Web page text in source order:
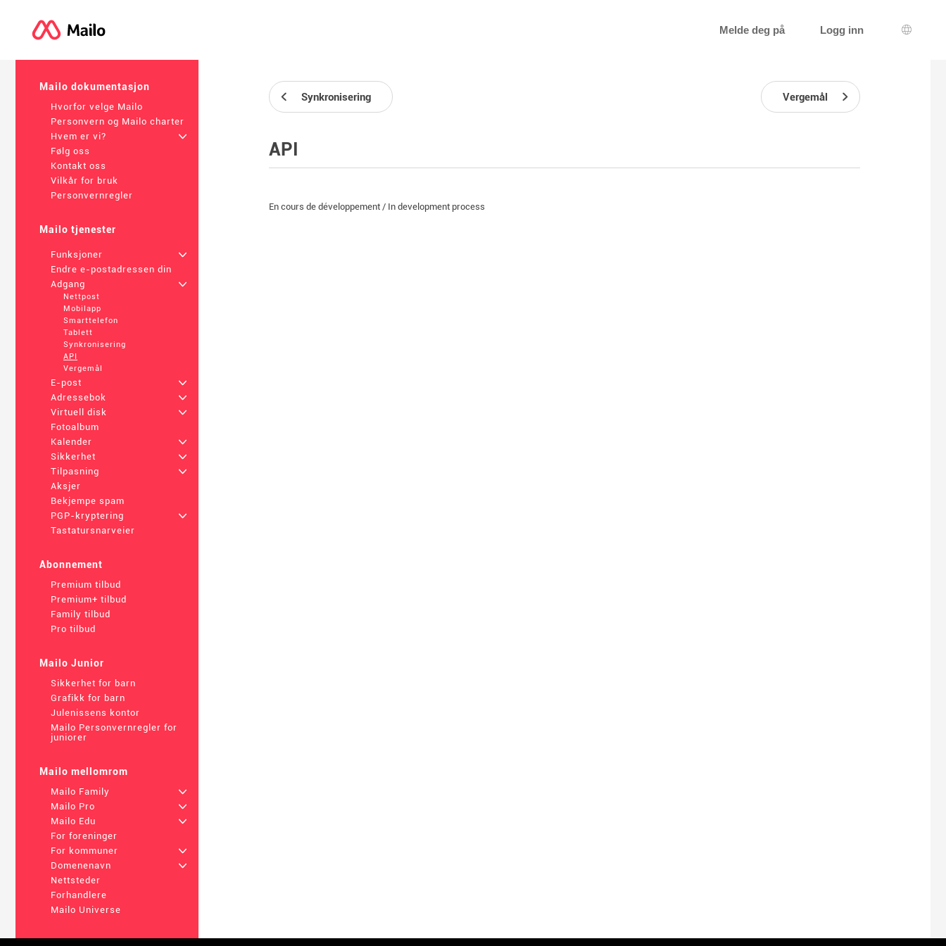
Melde deg på Logg inn
Mailo dokumentasjon
Hvorfor velge Mailo
Personvern og Mailo charter
Hvem er vi?
+
Følg oss
Kontakt oss
Vilkår for bruk
Personvernregler
Mailo tjenester
Funksjoner
+
Endre e-postadressen din
Adgang
+
Nettpost
Mobilapp
Smarttelefon
Tablett
Synkronisering
API
Vergemål
E-post
+
Adressebok
+
Virtuell disk
+
Fotoalbum
Kalender
+
Sikkerhet
+
Tilpasning
+
Aksjer
Bekjempe spam
PGP-kryptering
+
Tastatursnarveier
Abonnement
Premium tilbud
Premium+ tilbud
Family tilbud
Pro tilbud
Mailo Junior
Sikkerhet for barn
Grafikk for barn
Julenissens kontor
Mailo Personvernregler for
juniorer
Mailo mellomrom
Mailo Family
+
Mailo Pro
+
Mailo Edu
+
For foreninger
For kommuner
+
Domenenavn
+
Nettsteder
Forhandlere
Mailo Universe
Synkronisering Vergemål
API
En cours de développement / In development process